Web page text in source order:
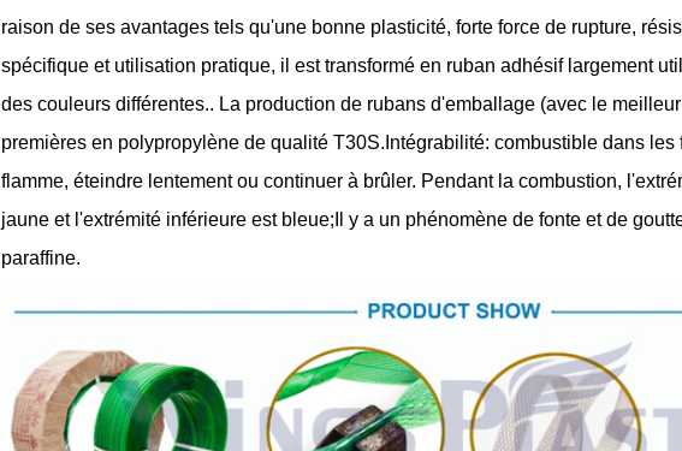
raison de ses avantages tels qu'une bonne plasticité, forte force de rupture,
spécifique et utilisation pratique, il est transformé en ruban adhésif largement
des couleurs différentes.. La production de rubans d'emballage (avec le
premières en polypropylène de qualité T30S.Intégrabilité: combustible dans les
flamme, éteindre lentement ou continuer à brûler. Pendant la combustion,
jaune et l'extrémité inférieure est bleue;Il y a un phénomène de fonte et de
paraffine.